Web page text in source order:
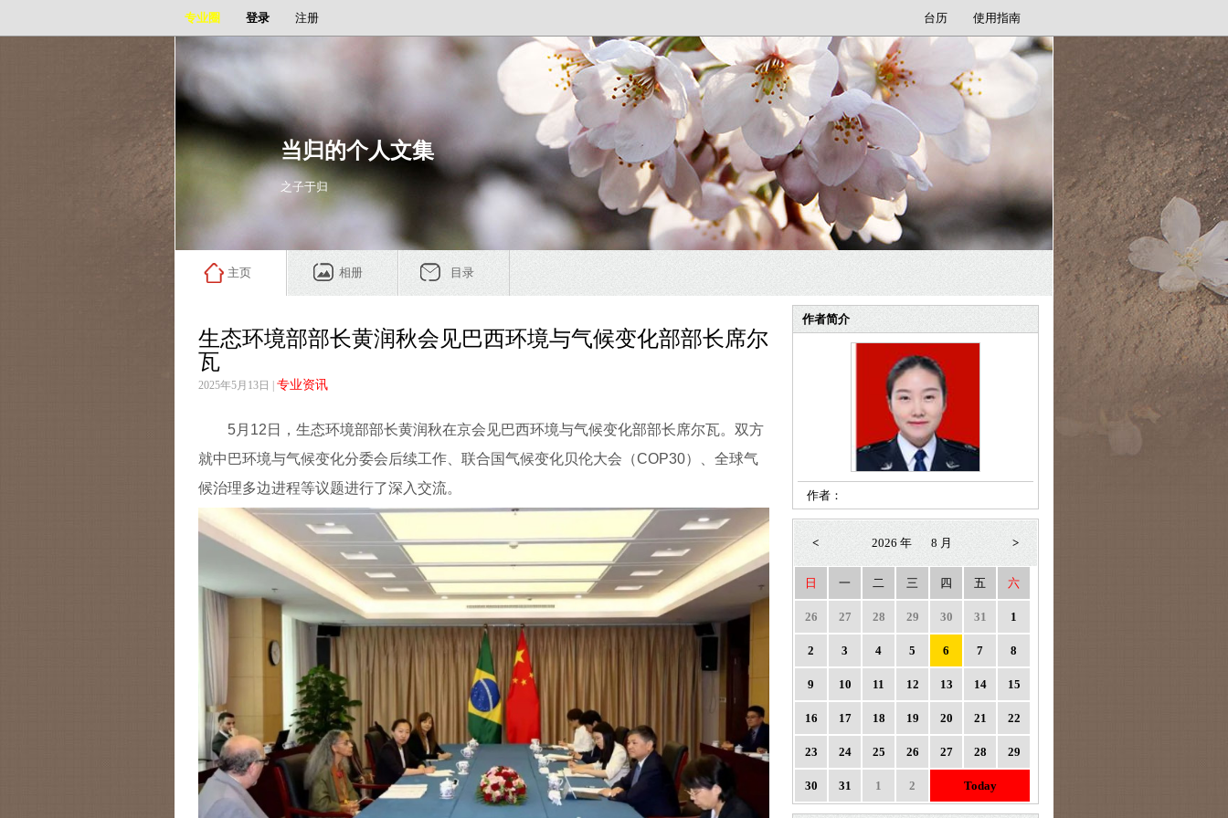
专业圈 登录 注册 台历 使用指南
当归的个人文集
之子于归
主页 相册 目录
生态环境部部长黄润秋会见巴西环境与气候变化部部长席尔
瓦
2025年5月13日 | 专业资讯
5月12日，生态环境部部长黄润秋在京会见巴西环境与气候变化部部长席尔瓦。双方
就中巴环境与气候变化分委会后续工作、联合国气候变化贝伦大会（COP30）、全球气
候治理多边进程等议题进行了深入交流。
作者简介
作者：
< 2026 年 8 月 >
日 一 二 三 四 五 六
26 27 28 29 30 31 1
2 3 4 5 6 7 8
9 10 11 12 13 14 15
16 17 18 19 20 21 22
23 24 25 26 27 28 29
30 31 1 2 Today